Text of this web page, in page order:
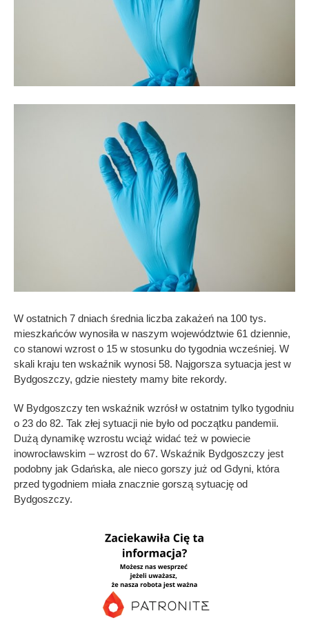
W ostatnich 7 dniach średnia liczba zakażeń na 100 tys.
mieszkańców wynosiła w naszym województwie 61 dziennie,
co stanowi wzrost o 15 w stosunku do tygodnia wcześniej. W
skali kraju ten wskaźnik wynosi 58. Najgorsza sytuacja jest w
Bydgoszczy, gdzie niestety mamy bite rekordy.
W Bydgoszczy ten wskaźnik wzrósł w ostatnim tylko tygodniu
o 23 do 82. Tak złej sytuacji nie było od początku pandemii.
Dużą dynamikę wzrostu wciąż widać też w powiecie
inowrocławskim – wzrost do 67. Wskaźnik Bydgoszczy jest
podobny jak Gdańska, ale nieco gorszy już od Gdyni, która
przed tygodniem miała znacznie gorszą sytuację od
Bydgoszczy.